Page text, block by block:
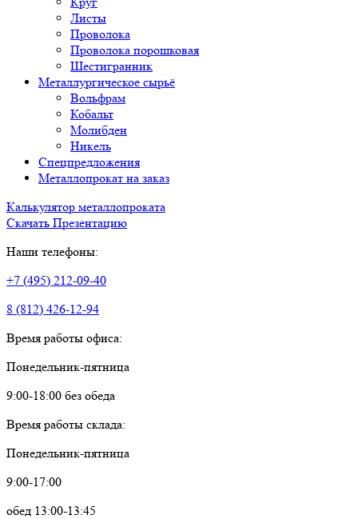
Листы
Проволока
Проволока порошковая
Шестигранник
Металлургическое сырьё
Вольфрам
Кобальт
Молибден
Никель
Спецпредложения
Металлопрокат на заказ
Калькулятор металлопроката
Скачать Презентацию
Наши телефоны:
+7 (495) 212-09-40
8 (812) 426-12-94
Время работы офиса:
Понедельник-пятница
9:00-18:00 без обеда
Время работы склада:
Понедельник-пятница
9:00-17:00
обед 13:00-13:45